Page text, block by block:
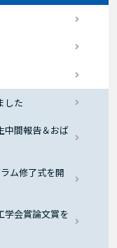
した
中間報告＆おば
ム修了式を開
学会賞論文賞を